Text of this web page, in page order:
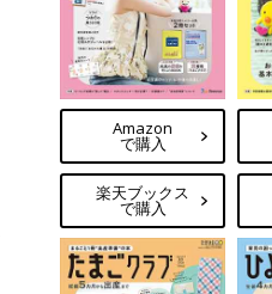
Amazon
で購入
楽天ブックス
で購入